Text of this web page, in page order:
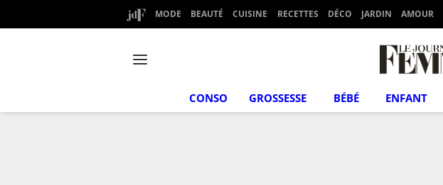
MODE BEAUTÉ CUISINE RECETTES DÉCO JARDIN AMOUR
CONSO GROSSESSE BÉBÉ ENFANT